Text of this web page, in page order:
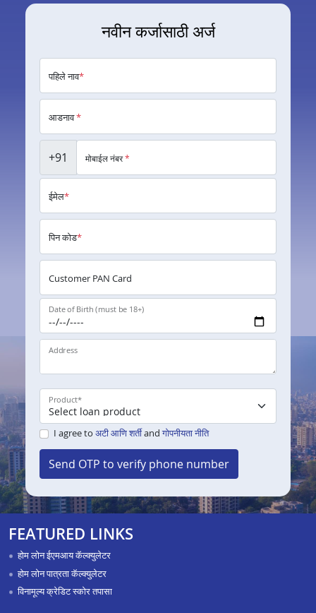
नवीन कर्जासाठी अर्ज
पहिले नाव*
आडनाव*
+91 मोबाईल नंबर*
ईमेल*
पिन कोड*
Customer PAN Card
Date of Birth (must be 18+)
Address
Product*
I agree to अटी आणि शर्तीand गोपनीयता नीति
Send OTP to verify phone number
FEATURED LINKS
होम लोन ईएमआय कॅल्क्युलेटर
होम लोन पात्रता कॅल्क्युलेटर
विनामूल्य क्रेडिट स्कोर तपासा